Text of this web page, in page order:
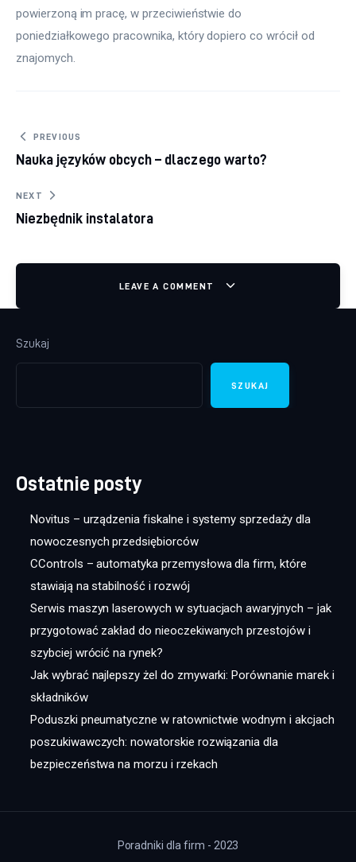
powierzoną im pracę, w przeciwieństwie do
poniedziałkowego pracownika, który dopiero co wrócił od
znajomych.
Nawigacja wpisu
PREVIOUS
Nauka języków obcych – dlaczego warto?
NEXT
Niezbędnik instalatora
LEAVE A COMMENT
Szukaj
SZUKAJ
Ostatnie posty
Novitus – urządzenia fiskalne i systemy sprzedaży dla
nowoczesnych przedsiębiorców
CControls – automatyka przemysłowa dla firm, które
stawiają na stabilność i rozwój
Serwis maszyn laserowych w sytuacjach awaryjnych – jak
przygotować zakład do nieoczekiwanych przestojów i
szybciej wrócić na rynek?
Jak wybrać najlepszy żel do zmywarki: Porównanie marek i
składników
Poduszki pneumatyczne w ratownictwie wodnym i akcjach
poszukiwawczych: nowatorskie rozwiązania dla
bezpieczeństwa na morzu i rzekach
Poradniki dla firm - 2023